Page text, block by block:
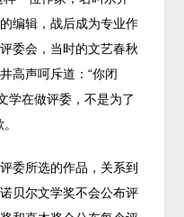
编辑，战后成为专业作
委会，当时的文艺春秋
高声呵斥道：“你闭
学在做评委，不是为了
委所选的作品，关系到
贝尔文学奖不会公布评